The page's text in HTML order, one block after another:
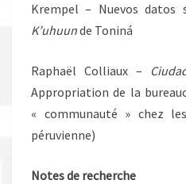
Krempel – Nuevos datos
K’uhuunde Toniná
Raphaël Colliaux –
Appropriation de la
« communauté » chez
péruvienne)
Notes de recherche